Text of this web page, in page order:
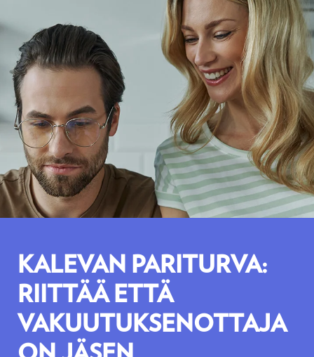
KALEVAN PARITURVA:
RIITTÄÄ ETTÄ
VAKUUTUKSENOTTAJA